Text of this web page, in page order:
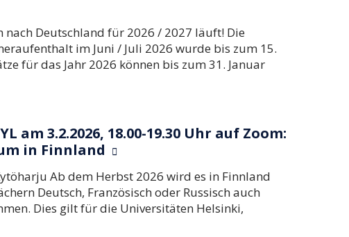
Deutschland für 2026 / 2027 läuft! Die
im Juni / Juli 2026 wurde bis zum 15.
für das Jahr 2026 können bis zum 31. Januar
am 3.2.2026, 18.00-19.30 Uhr auf Zoom:
in Finnland
Ab dem Herbst 2026 wird es in Finnland
Deutsch, Französisch oder Russisch auch
Dies gilt für die Universitäten Helsinki,